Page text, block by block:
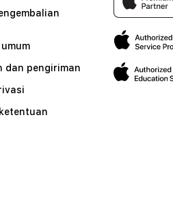
dan pengiriman